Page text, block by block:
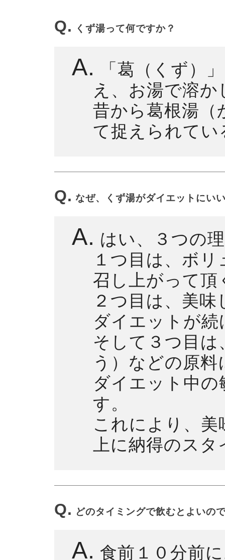
Q. くず湯って何ですか？
A.
「葛（くず）
え、お湯で溶
昔から葛根湯（
て捉えられて
Q. なぜ、くず湯がダイエットにい
A. はい、３つの
１つ目は、ボ
召し上がって頂
２つ目は、美
ダイエットが
そして３つ目
う）などの原
ダイエット中
す。
これにより、
上に納得のス
Q. どのタイミングで飲むとよいの
A. 食前１０分前